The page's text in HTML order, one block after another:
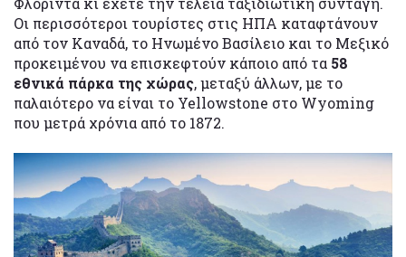
Οι περισσότεροι τουρίστες στις ΗΠΑ καταφτάνουν
από τον Καναδά, το Ηνωμένο Βασίλειο και το Μεξικό
προκειμένου να επισκεφτούν κάποιο από τα 58
εθνικά πάρκα της χώρας, μεταξύ άλλων, με το
παλαιότερο να είναι το Yellowstone στο Wyoming
που μετρά χρόνια από το 1872.